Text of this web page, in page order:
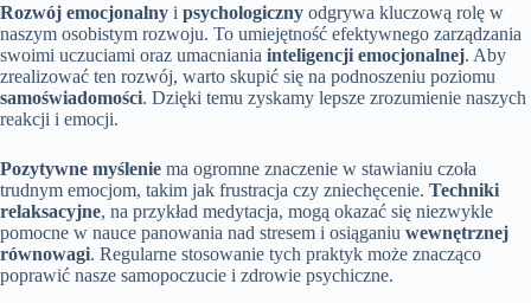
Rozwój emocjonalny i psychologiczny odgrywa kluczową rolę w
naszym osobistym rozwoju. To umiejętność efektywnego zarządzania
swoimi uczuciami oraz umacniania inteligencji emocjonalnej. Aby
zrealizować ten rozwój, warto skupić się na podnoszeniu poziomu
samoświadomości. Dzięki temu zyskamy lepsze zrozumienie naszych
reakcji i emocji.
Pozytywne myślenie ma ogromne znaczenie w stawianiu czoła
trudnym emocjom, takim jak frustracja czy zniechęcenie. Techniki
relaksacyjne, na przykład medytacja, mogą okazać się niezwykle
pomocne w nauce panowania nad stresem i osiąganiu wewnętrznej
równowagi. Regularne stosowanie tych praktyk może znacząco
poprawić nasze samopoczucie i zdrowie psychiczne.